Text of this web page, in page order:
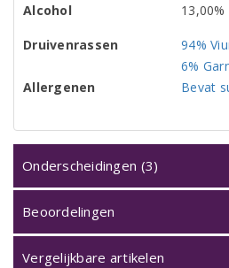
Alcohol
13,00%
Druivenrassen
94%
6%
Allergenen
Bevat
Onderscheidingen (3)
Beoordelingen
Vergelijkbare artikelen